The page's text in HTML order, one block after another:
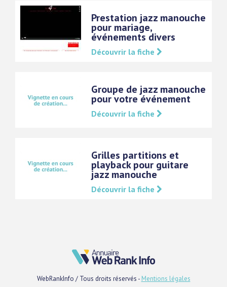
Prestation jazz manouche
pour mariage,
événements divers
Découvrir la fiche
Groupe de jazz manouche
pour votre événement
Découvrir la fiche
Grilles partitions et
playback pour guitare
jazz manouche
Découvrir la fiche
WebRankInfo / Tous droits réservés - Mentions légales